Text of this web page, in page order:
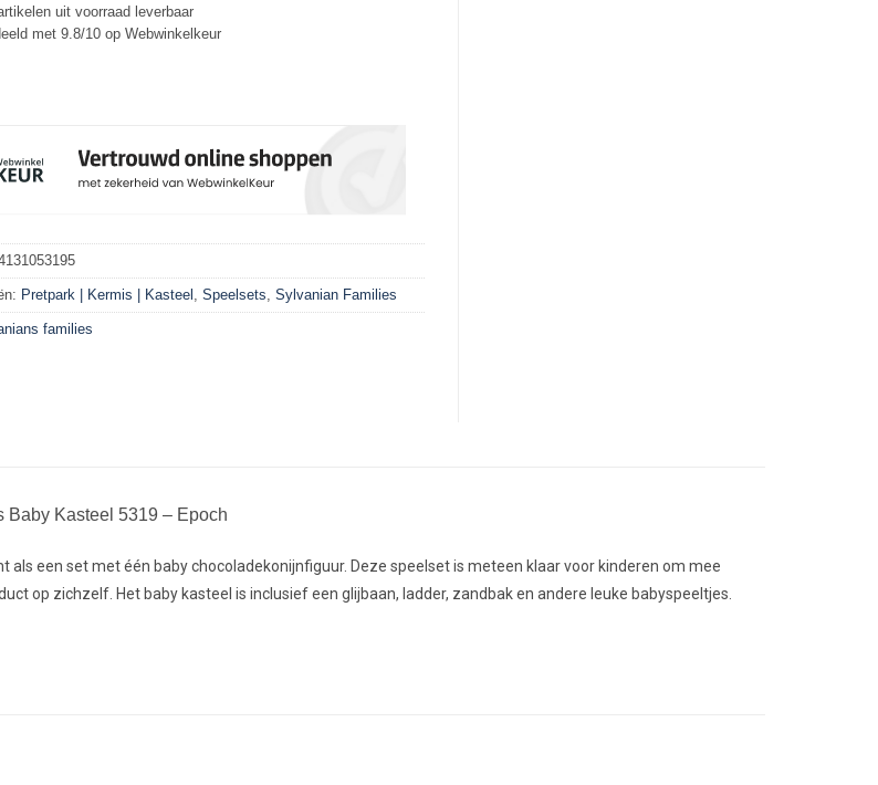
uit voorraad leverbaar
met 9.8/10 op Webwinkelkeur
Pretpark | Kermis | Kasteel Speelsets Sylvanian Families
families
Baby Kasteel 5319 – Epoch
als een set met één baby chocoladekonijnfiguur. Deze speelset is meteen klaar voor kinderen om mee
op zichzelf. Het baby kasteel is inclusief een glijbaan, ladder, zandbak en andere leuke babyspeeltjes.